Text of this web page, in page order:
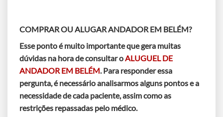
COMPRAR OU ALUGAR ANDADOR EM BELÉM?
Esse ponto é muito importante que gera muitas
dúvidas na hora de consultar oALUGUEL DE
ANDADOR EM BELÉM. Para responder essa
pergunta, é necessário analisarmos alguns pontos e a
necessidade de cada paciente, assim como as
restrições repassadas pelo médico.